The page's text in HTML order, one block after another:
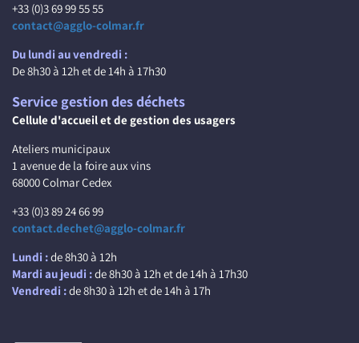
+33 (0)3 69 99 55 55
contact@agglo-colmar.fr
Du lundi au vendredi :
De 8h30 à 12h et de 14h à 17h30
Service gestion des déchets
Cellule d'accueil et de gestion des usagers
Ateliers municipaux
1 avenue de la foire aux vins
68000 Colmar Cedex
+33 (0)3 89 24 66 99
contact.dechet@agglo-colmar.fr
Lundi :de 8h30 à 12h
Mardi au jeudi :de 8h30 à 12h et de 14h à 17h30
Vendredi :de 8h30 à 12h et de 14h à 17h